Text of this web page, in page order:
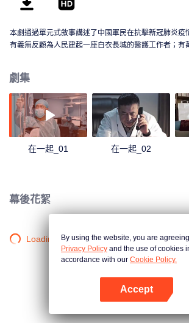
本劇通過單元式敘事講述了中國軍民在抗擊新冠肺炎疫
有義無反顧為人民建起一座白衣長城的醫護工作者；有
積極投身火神山醫院的建設者；有在聯防聯控工作中紮
公安人員；有誤打誤撞留在武漢成為志願者投身抗疫事
種困難轉產口罩、為“復產復工”做出貢獻的人們。這些
各行各業抗擊疫情的主力軍，為抗擊疫情做出不可磨滅
劇集
在一起_01 在一起_02
幕後花絮
Loading…By using the website, you are
Privacy Policy and the use of cookies
accordance with our Cookie Policy.
Accept